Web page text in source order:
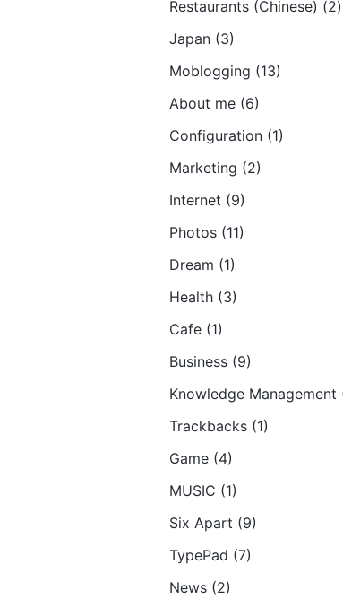
Restaurants (Chinese) (2)
Japan (3)
Moblogging (13)
About me (6)
Configuration (1)
Marketing (2)
Internet (9)
Photos (11)
Dream (1)
Health (3)
Cafe (1)
Business (9)
Knowledge Management
Trackbacks (1)
Game (4)
MUSIC (1)
Six Apart (9)
TypePad (7)
News (2)